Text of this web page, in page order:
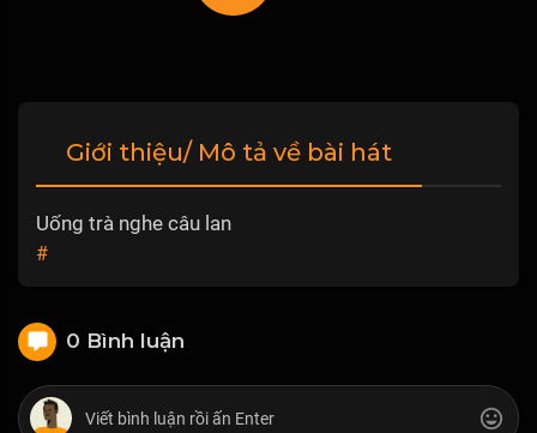
Giới thiệu/ Mô tả về bài hát
Uống trà nghe câu lan
#
0 Bình luận